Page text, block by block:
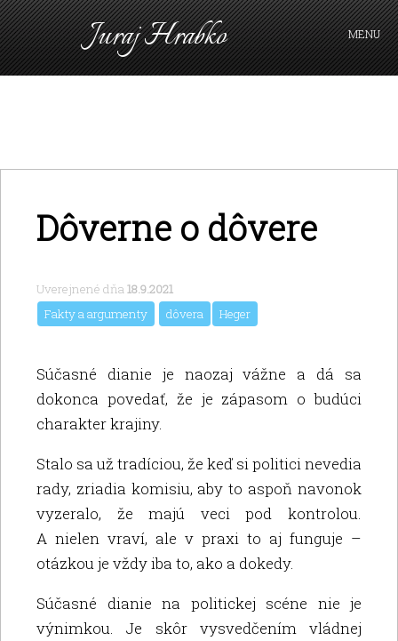
Juraj Hrabko MENU
PRIHLÁSIŤ SA
Dôverne o dôvere
Uverejnené dňa18.9.2021
Fakty a argumenty
dôvera Heger
Súčasné dianie je naozaj vážne a dá sa
dokonca povedať, že je zápasom o budúci
charakter krajiny.
Stalo sa už tradíciou, že keď si politici nevedia
rady, zriadia komisiu, aby to aspoň navonok
vyzeralo, že majú veci pod kontrolou.
A nielen vraví, ale v praxi to aj funguje –
otázkou je vždy iba to, ako a dokedy.
Súčasné dianie na politickej scéne nie je
výnimkou. Je skôr vysvedčením vládnej